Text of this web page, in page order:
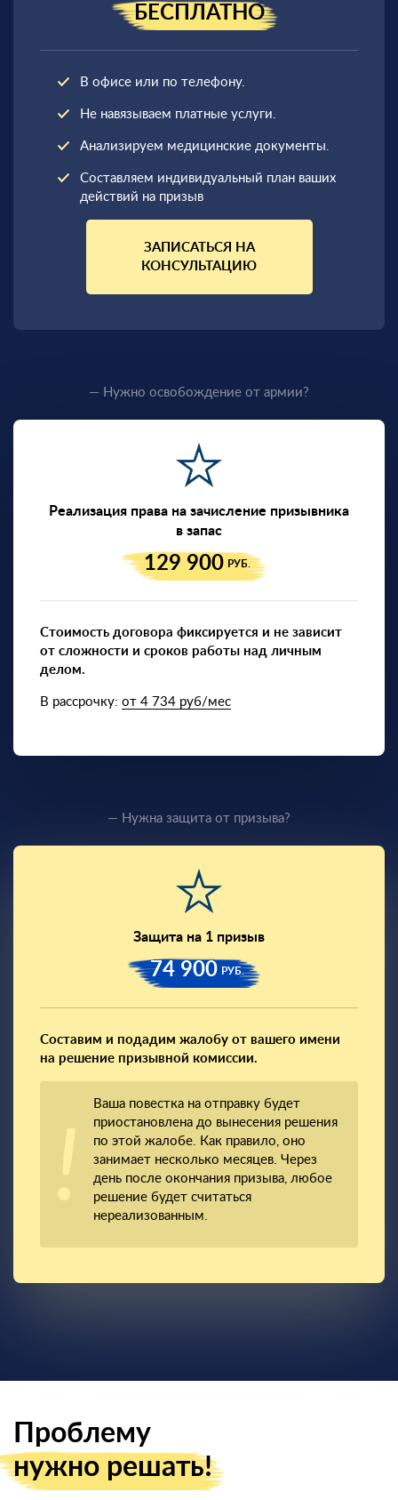
БЕСПЛАТНО
В офисе или по телефону.
Не навязываем платные услуги.
Анализируем медицинские документы.
Составляем индивидуальный план ваших
действий на призыв
ЗАПИСАТЬСЯ НА
КОНСУЛЬТАЦИЮ
— Нужно освобождение от армии?
Реализация права на зачисление призывника
в запас
129 900 РУБ.
Стоимость договора фиксируется и не зависит
от сложности и сроков работы над личным
делом.
В рассрочку: от 4 734 руб/мес
— Нужна защита от призыва?
Защита на 1 призыв
74 900 РУБ.
Составим и подадим жалобу от вашего имени
на решение призывной комиссии.
Ваша повестка на отправку будет
приостановлена до вынесения решения
по этой жалобе. Как правило, оно
занимает несколько месяцев. Через
день после окончания призыва, любое
решение будет считаться
нереализованным.
Проблему
нужно решать!